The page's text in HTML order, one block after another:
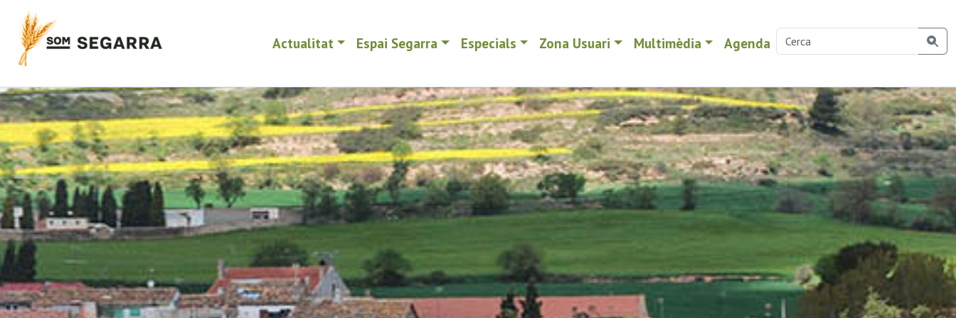
Actualitat Espai Segarra Especials Zona Usuari Multimèdia Agenda